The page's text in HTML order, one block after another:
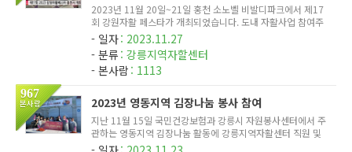
2023년 11월 20일~21일 홍천 소노벨 비발디파크에서 제17
회 강원자활 페스타가 개최되었습니다. 도내 자활사업 참여주
민 등 관계자 1500여명이 참석한 이번 행사에는 각 센터의 생
산품 판매 및 홍보부스 운영과 참여주민 노래자랑, 뮤지컬 관람
등 다양한 볼거...
일자 2023.11.27
분류 강릉지역자할센터
본사람 1113
967
본사람 2023년 영동지역 김장나눔 봉사 참여
지난 11월 15일 국민건강보험과 강릉시 자원봉사센터에서 주
관하는 영동지역 김장나눔 활동에 강릉지역자활센터 직원 및
사업단 참여주민 20여명이 함께 추운 겨울 이웃들을 위한 김장